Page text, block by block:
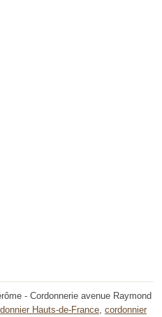
- Cordonnerie avenue Raymond
Hauts-de-France cordonnier